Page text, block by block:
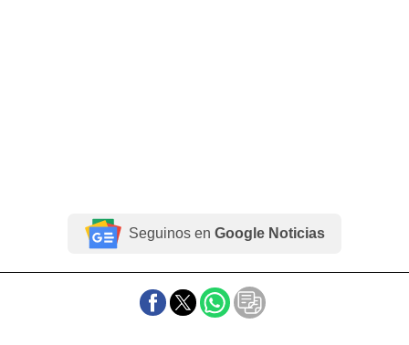
Seguinos en Google Noticias